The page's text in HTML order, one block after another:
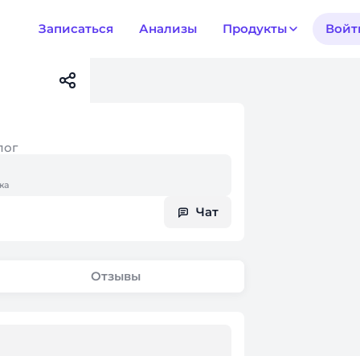
Записаться Анализы Продукты
Чат
Отзывы